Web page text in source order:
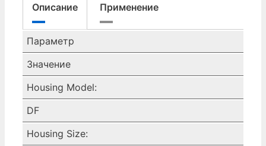
KIT
ФИЛЬТР,
DF-
B0320-
ZU
ULTRA-
FILTER
SUPERPLUS,
BSP,
Описание
Применение
Параметр
Значение
Housing Model:
DF
Housing Size: